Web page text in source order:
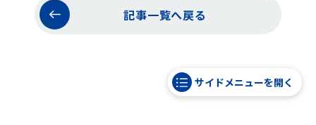
記事一覧へ戻る
サイドメニューを開く